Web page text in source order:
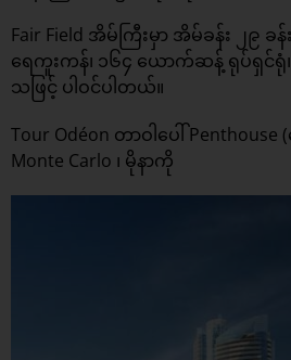
Fair Field အိမ်ကြီးမှာ အိမ်ခန်း ၂၉ ခန်
ရေကူးကန်၊ ၁၆၄ ယောက်ဆန့် ရုပ်ရှင်
သဖြင့် ပါဝင်ပါတယ်။
Tour Odéon တာဝါပေါ် Penthouse
Monte Carlo ၊ မိုနာကို